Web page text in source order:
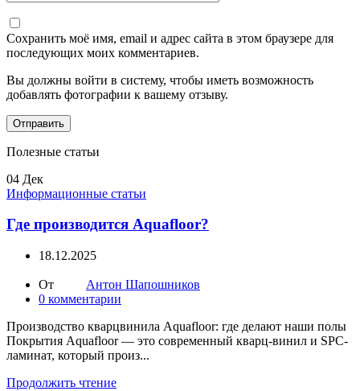
Сохранить моё имя, email и адрес сайта в этом браузере для
последующих моих комментариев.
Вы должны войти в систему, чтобы иметь возможность
добавлять фотографии к вашему отзыву.
Полезные статьи
04 Дек
Информационные статьи
Где производится Aquafloor?
18.12.2025
От
Антон Шапошников
0 комментарии
Производство кварцвинила Aquafloor: где делают наши полы
Покрытия Aquafloor — это современный кварц-винил и SPC-
ламинат, который произ...
Продолжить чтение